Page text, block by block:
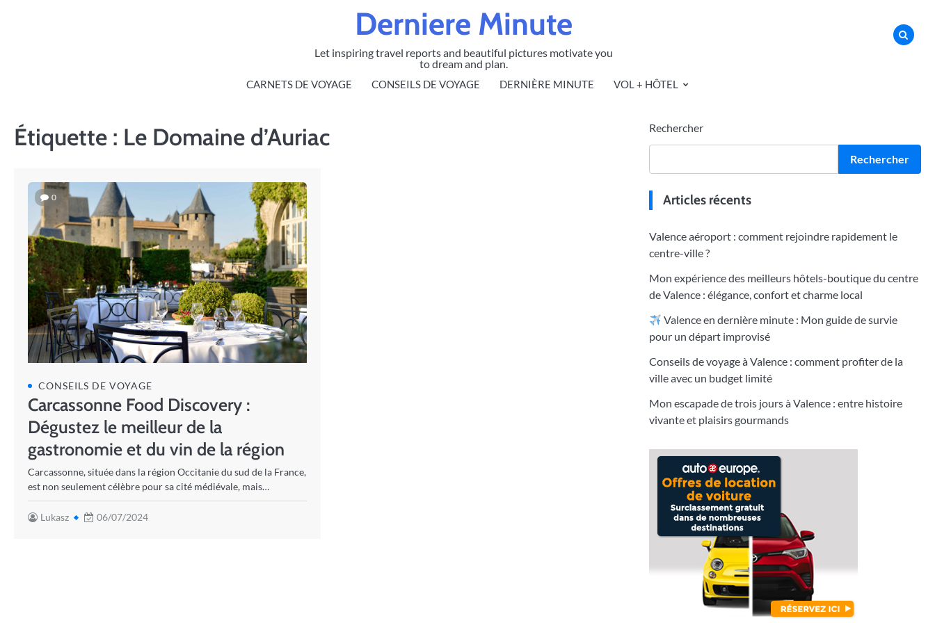
Derniere Minute
Let inspiring travel reports and beautiful pictures motivate you
to dream and plan.
CARNETS DE VOYAGE CONSEILS DE VOYAGE DERNIÈRE MINUTE VOL + HÔTEL
Étiquette : Le Domaine d’Auriac
0
CONSEILS DE VOYAGE
Carcassonne Food Discovery :
Dégustez le meilleur de la
gastronomie et du vin de la région
Carcassonne, située dans la région Occitanie du sud de la France,
est non seulement célèbre pour sa cité médiévale, mais…
Lukasz 06/07/2024
Rechercher
Rechercher
Articles récents
Valence aéroport : comment rejoindre rapidement le
centre-ville ?
Mon expérience des meilleurs hôtels-boutique du centre
de Valence : élégance, confort et charme local
Valence en dernière minute : Mon guide de survie
pour un départ improvisé
Conseils de voyage à Valence : comment profiter de la
ville avec un budget limité
Mon escapade de trois jours à Valence : entre histoire
vivante et plaisirs gourmands